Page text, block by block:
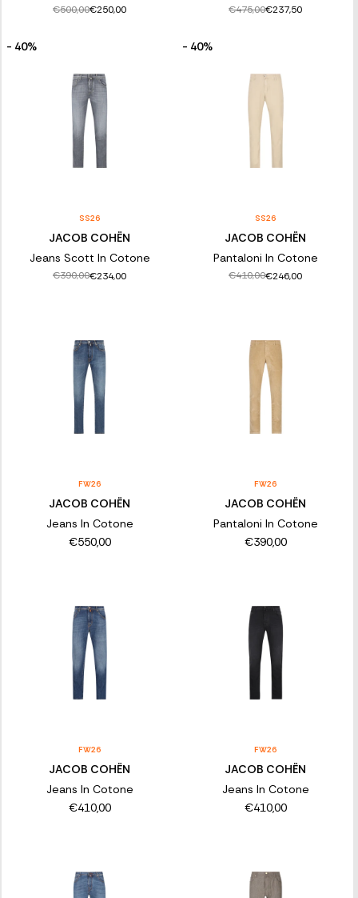
€500,00€250,00 €475,00€237,50
- 40%
SS26
JACOB COHËN
Jeans Scott In Cotone
€390,00€234,00
- 40%
SS26
JACOB COHËN
Pantaloni In Cotone
€410,00€246,00
FW26
JACOB COHËN
Jeans In Cotone
€550,00
FW26
JACOB COHËN
Pantaloni In Cotone
€390,00
FW26
JACOB COHËN
Jeans In Cotone
€410,00
FW26
JACOB COHËN
Jeans In Cotone
€410,00